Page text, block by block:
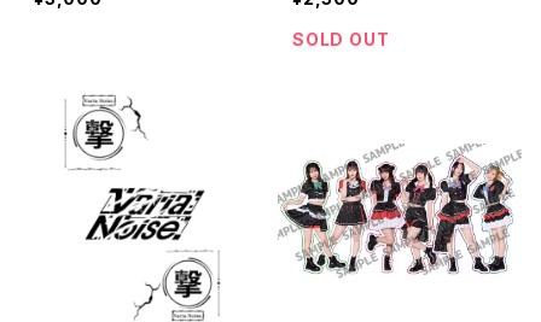
SOLD OUT